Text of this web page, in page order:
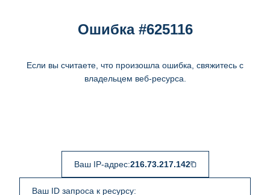
Ошибка #625116
Если вы считаете, что произошла ошибка, свяжитесь с
владельцем веб-ресурса.
Ваш IP-адрес:216.73.217.142
Ваш ID запроса к ресурсу: